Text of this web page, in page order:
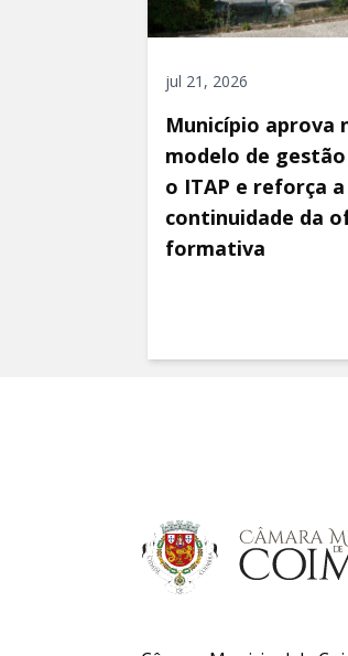
jul 21, 2026
Município aprova
modelo de
o ITAP e reforça a
continuidade da
formativa